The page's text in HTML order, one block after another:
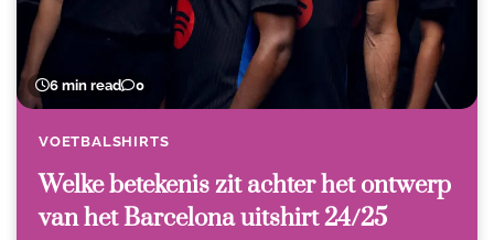
6 min read 0
VOETBALSHIRTS
Welke betekenis zit achter het ontwerp
van het Barcelona uitshirt 24/25